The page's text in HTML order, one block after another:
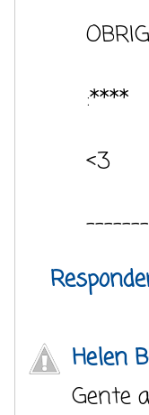
:****
<3
Helen
Gente